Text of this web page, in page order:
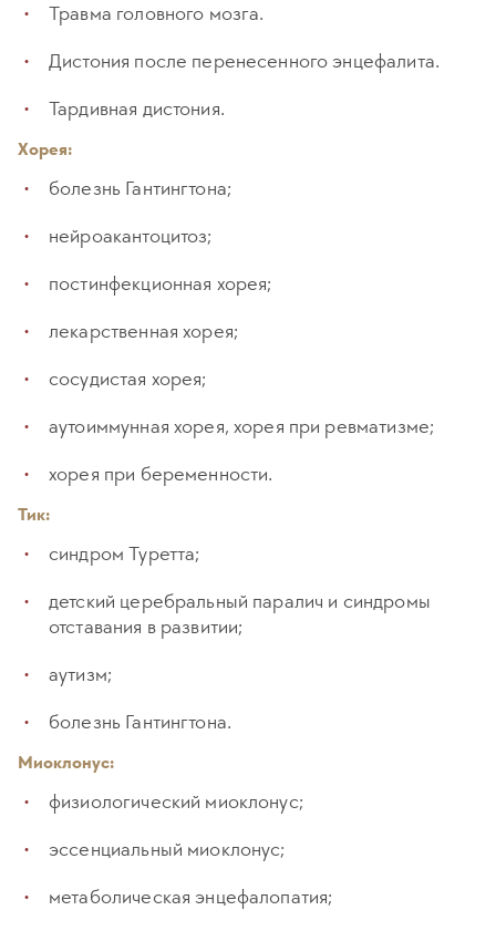
Травма головного мозга.
Дистония после перенесенного энцефалита.
Тардивная дистония.
Хорея:
болезнь Гантингтона;
нейроакантоцитоз;
постинфекционная хорея;
лекарственная хорея;
сосудистая хорея;
аутоиммунная хорея, хорея при ревматизме;
хорея при беременности.
Тик:
синдром Туретта;
детский церебральный паралич и синдромы
отставания в развитии;
аутизм;
болезнь Гантингтона.
Миоклонус:
физиологический миоклонус;
эссенциальный миоклонус;
метаболическая энцефалопатия;